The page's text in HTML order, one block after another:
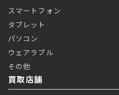
スマートフォン
タブレット
パソコン
ウェアラブル
その他
買取店舗